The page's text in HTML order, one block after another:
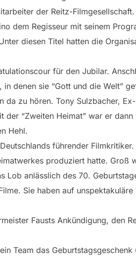
der Reitz-Filmgesellschaft.
dem Regisseur mit seinem
diesen Titel hatten die
für den Jubilar.
denen sie “Gott und die Welt”
da zu hören. Tony Sulzbacher,
der “Zweiten Heimat” war er
Hehl.
führender
produziert hatte. Groß
anlässlich des 70.
Sie haben auf
Fausts Ankündigung, den
Team das